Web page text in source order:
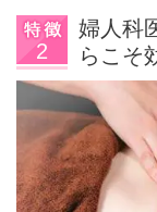
婦人科
らこそ